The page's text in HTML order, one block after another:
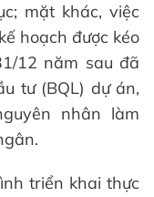
mặt khác, việc
hoạch được kéo
12 năm sau đã
tư (BQL) dự án,
nhân làm
triển khai thực